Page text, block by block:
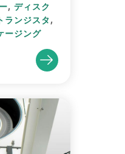
, ディスク
ランジスタ ,
ージング